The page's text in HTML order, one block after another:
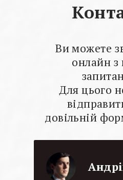
Ви можете
онлайн
Для цього
довільній